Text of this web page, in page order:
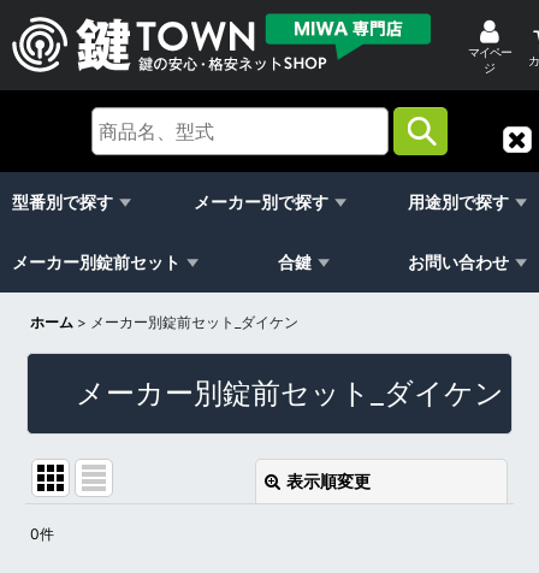
マイペー
ジ
型番別で探す メーカー別で探す 用途別で探す
メーカー別錠前セット 合鍵 お問い合わせ
ホーム > メーカー別錠前セット_ダイケン
メーカー別錠前セット_ダイケン
表示順変更
0件